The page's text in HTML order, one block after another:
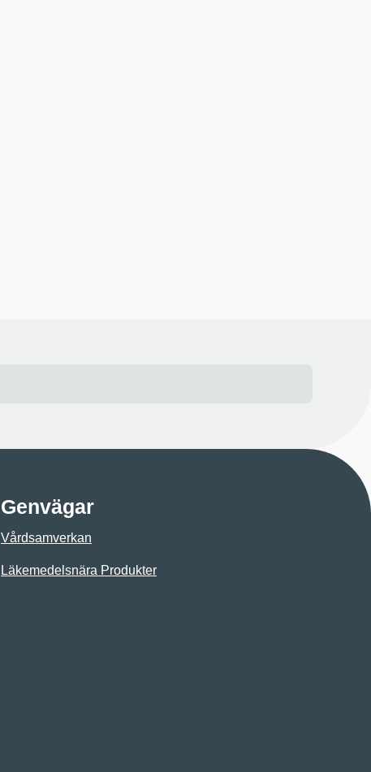
Genvägar
Vårdsamverkan
Läkemedelsnära Produkter